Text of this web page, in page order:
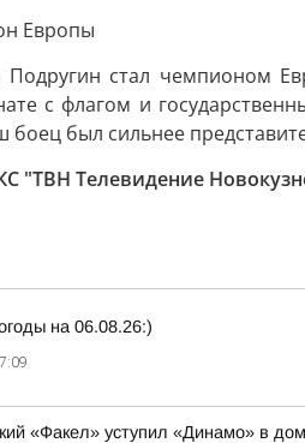
Европы
Подругин стал чемпионом
с флагом и
был сильнее
"ТВН Телевидение
на 06.08.26:)
«Факел» уступил «Динамо» в